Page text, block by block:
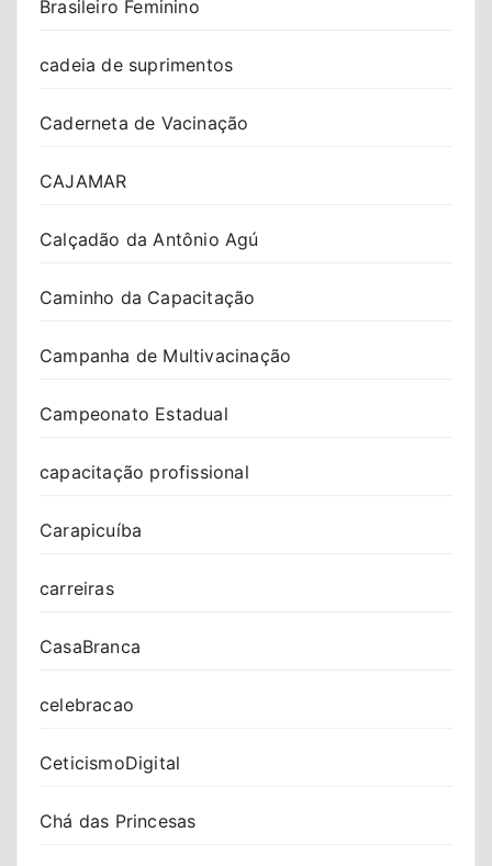
Brasileiro Feminino
cadeia de suprimentos
Caderneta de Vacinação
CAJAMAR
Calçadão da Antônio Agú
Caminho da Capacitação
Campanha de Multivacinação
Campeonato Estadual
capacitação profissional
Carapicuíba
carreiras
CasaBranca
celebracao
CeticismoDigital
Chá das Princesas